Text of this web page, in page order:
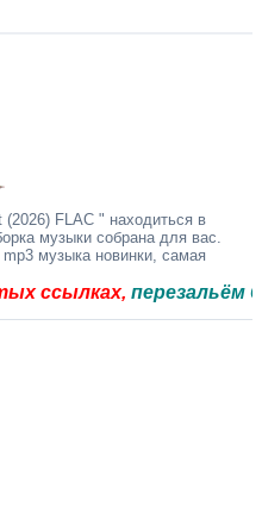
FLAC " находиться в
музыки собрана для вас.
музыка новинки, самая
перезальём быстро.